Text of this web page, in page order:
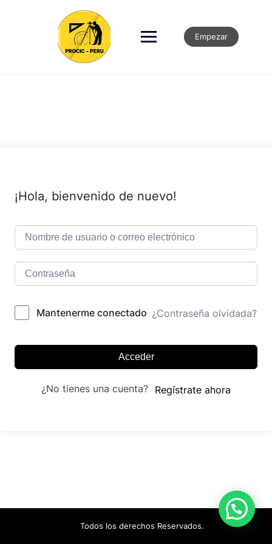
Empezar
¡Hola, bienvenido de nuevo!
Mantenerme conectado ¿Contraseña olvidada?
Acceder
¿No tienes una cuenta? Regístrate ahora
Todos los derechos Reservados.